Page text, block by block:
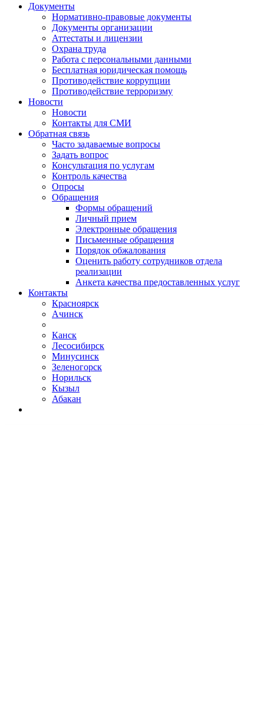
Документы
Нормативно-правовые документы
Документы организации
Аттестаты и лицензии
Охрана труда
Работа с персональными данными
Бесплатная юридическая помощь
Противодействие коррупции
Противодействие терроризму
Новости
Новости
Контакты для СМИ
Обратная связь
Часто задаваемые вопросы
Задать вопрос
Консультация по услугам
Контроль качества
Опросы
Обращения
Формы обращений
Личный прием
Электронные обращения
Письменные обращения
Порядок обжалования
Оценить работу сотрудников отдела
реализации
Анкета качества предоставленных услуг
Контакты
Красноярск
Ачинск
Канск
Лесосибирск
Минусинск
Зеленогорск
Норильск
Кызыл
Абакан